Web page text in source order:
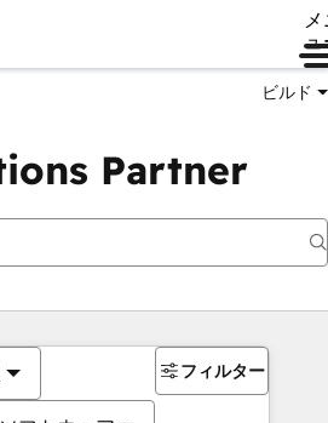
ュ
ビルド
Partner
フィルター